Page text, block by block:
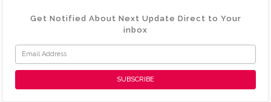
Get Notified About Next Update Direct to Your
inbox